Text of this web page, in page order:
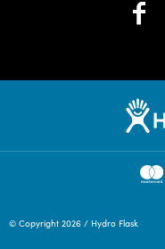

© Copyright 2026 / Hydro Flask